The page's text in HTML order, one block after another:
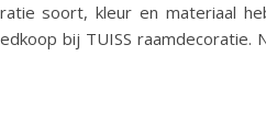
soort, kleur en materiaal
bij TUISS